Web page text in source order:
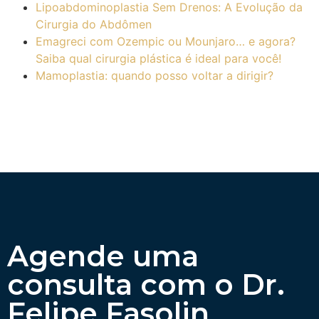
Lipoabdominoplastia Sem Drenos: A Evolução da
Cirurgia do Abdômen
Emagreci com Ozempic ou Mounjaro… e agora?
Saiba qual cirurgia plástica é ideal para você!
Mamoplastia: quando posso voltar a dirigir?
Agende uma
consulta com o Dr.